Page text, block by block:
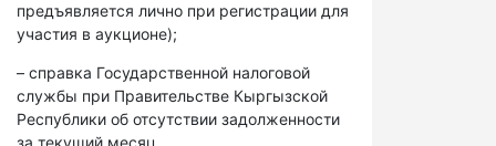
предъявляется лично при регистрации для
участия в аукционе);
– справка Государственной налоговой
службы при Правительстве Кыргызской
Республики об отсутствии задолженности
за текущий месяц.